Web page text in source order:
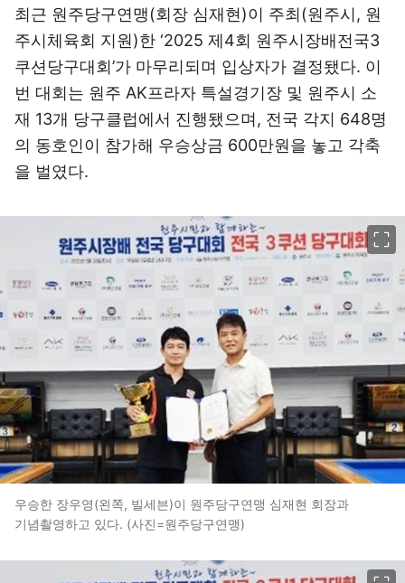
최근 원주당구연맹(회장 심재현)이 주최(원주시, 원
주시체육회 지원)한 ‘2025 제4회 원주시장배전국3
쿠션당구대회’가 마무리되며 입상자가 결정됐다. 이
번 대회는 원주 AK프라자 특설경기장 및 원주시 소
재 13개 당구클럽에서 진행됐으며, 전국 각지 648명
의 동호인이 참가해 우승상금 600만원을 놓고 각축
을 벌였다.
우승한 장우영(왼쪽, 빌세븐)이 원주당구연맹 심재현 회장과
기념촬영하고 있다. (사진=원주당구연맹)